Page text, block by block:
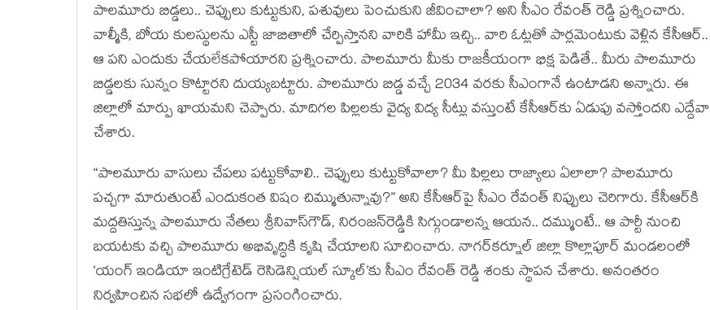
పాల‌మూరు బిడ్డ‌లు.. చెప్పులు కుట్టుకుని, ప‌శువులు పెంచుకుని జీవించాలా? అని సీఎం రేవంత్ రెడ్డి ప్ర‌శ్నించారు.
వాల్మీకి, బోయ కుల‌స్థుల‌ను ఎస్టీ జాబితాలో చేర్పిస్తాన‌ని వారికి హామీ ఇచ్చి.. వారి ఓట్ల‌తో పార్ల‌మెంటుకు వెళ్లిన కేసీఆర్‌..
ఆ ప‌ని ఎందుకు చేయ‌లేక‌పోయార‌ని ప్ర‌శ్నించారు. పాల‌మూరు మీకు రాజ‌కీయంగా భిక్ష పెడితే.. మీరు పాల‌మూరు
బిడ్డ‌ల‌కు సున్నం కొట్టార‌ని దుయ్య‌బ‌ట్టారు. పాల‌మూరు బిడ్డ వ‌చ్చే 2034 వ‌ర‌కు సీఎంగానే ఉంటాడ‌ని అన్నారు. ఈ
జిల్లాలో మార్పు ఖాయ‌మ‌ని చెప్పారు. మాదిగల పిల్లలకు వైద్య విద్య సీట్లు వస్తుంటే కేసీఆర్‌కు ఏడుపు వ‌స్తోంద‌ని ఎద్దేవా
చేశారు.
“పాలమూరు వాసులు చేపలు పట్టుకోవాలి.. చెప్పులు కుట్టుకోవాలా? మీ పిల్లలు రాజ్యాలు ఏలాలా? పాలమూరు
పచ్చగా మారుతుంటే ఎందుకంత విషం చిమ్ముతున్నావు?” అని కేసీఆర్‌పై సీఎం రేవంత్ నిప్పులు చెరిగారు. కేసీఆర్‌కి
మద్దతిస్తున్న పాల‌మూరు నేతలు శ్రీనివాస్‌గౌడ్‌, నిరంజన్‌రెడ్డికి సిగ్గుండాలన్న ఆయ‌న‌.. ద‌మ్ముంటే.. ఆ పార్టీ నుంచి
బ‌య‌ట‌కు వ‌చ్చి పాల‌మూరు అభివృద్ధికి కృషి చేయాల‌ని సూచించారు. నాగర్‌కర్నూల్‌ జిల్లా కొల్లాపూర్‌ మండలంలో
‘యంగ్‌ ఇండియా ఇంటిగ్రేటెడ్‌ రెసిడెన్షియల్ స్కూల్‌’కు సీఎం రేవంత్ రెడ్డి శంకు స్థాప‌న చేశారు. అనంత‌రం
నిర్వ‌హించిన స‌భ‌లో ఉద్వేగంగా ప్ర‌సంగించారు.